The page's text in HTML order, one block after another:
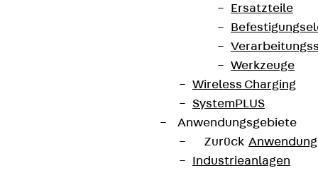
Ersatzteile
Werkzeuge
Wireless Charging
SystemPLUS
Anwendungsgebiete
Zurück
Industrieanlagen